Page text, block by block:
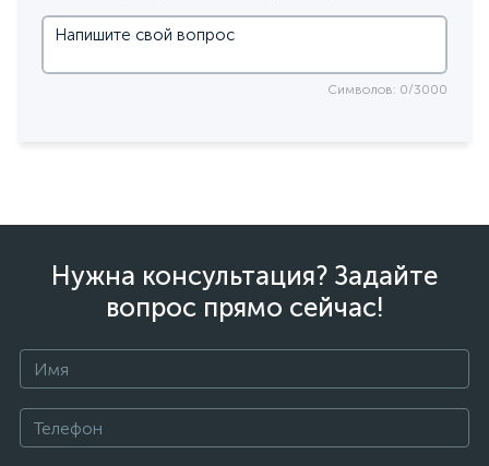
Символов: 0/3000
Нужна консультация? Задайте
вопрос прямо сейчас!